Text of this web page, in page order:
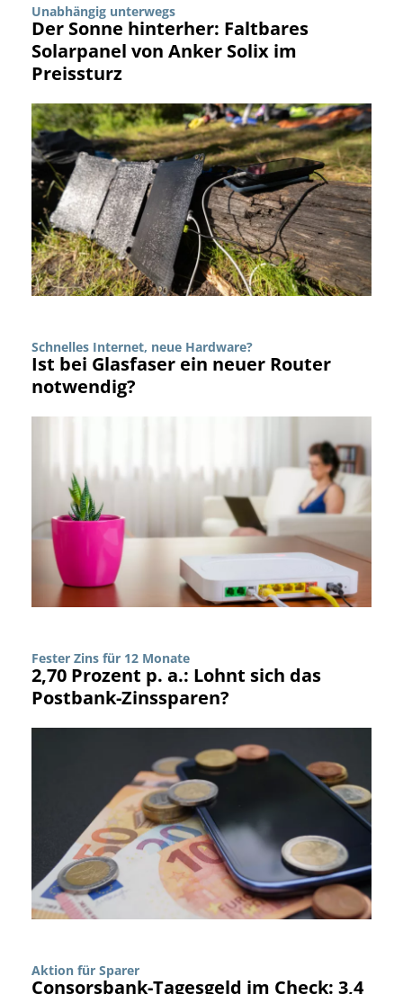
Unabhängig unterwegs
Der Sonne hinterher: Faltbares
Solarpanel von Anker Solix im
Preissturz
Schnelles Internet, neue Hardware?
Ist bei Glasfaser ein neuer Router
notwendig?
Fester Zins für 12 Monate
2,70 Prozent p. a.: Lohnt sich das
Postbank-Zinssparen?
Aktion für Sparer
Consorsbank-Tagesgeld im Check: 3,4